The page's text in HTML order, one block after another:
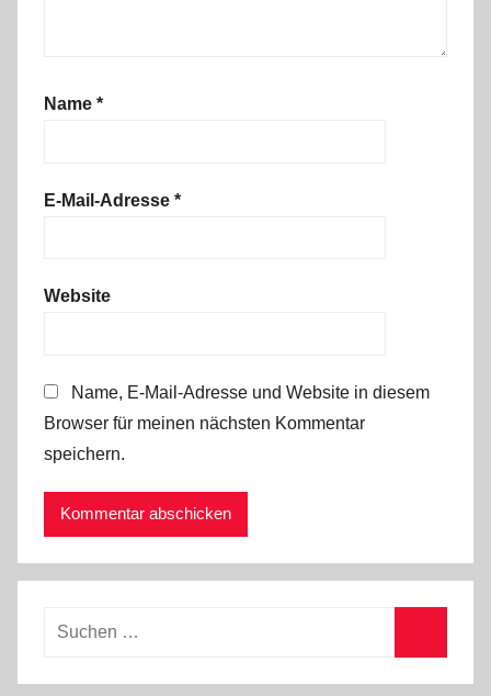
Name *
E-Mail-Adresse *
Website
Name, E-Mail-Adresse und Website in diesem
Browser für meinen nächsten Kommentar
speichern.
Suchen